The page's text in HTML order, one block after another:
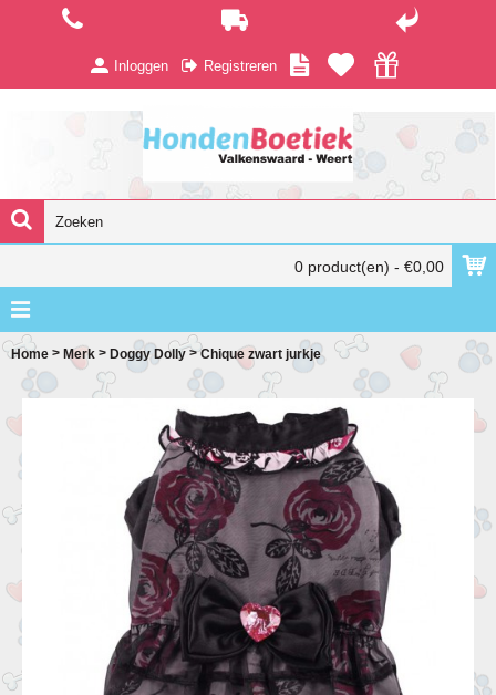
Inloggen Registreren
0 product(en) - €0,00
Home > Merk > Doggy Dolly >Chique zwart jurkje